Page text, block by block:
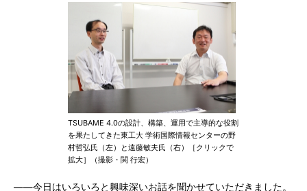
TSUBAME 4.0の設計、構築、運用で主導的な役割
を果たしてきた東工大 学術国際情報センターの野
村哲弘氏（左）と遠藤敏夫氏（右）［クリックで
拡大］（撮影・関 行宏）
――今日はいろいろと興味深いお話を聞かせていただきました。